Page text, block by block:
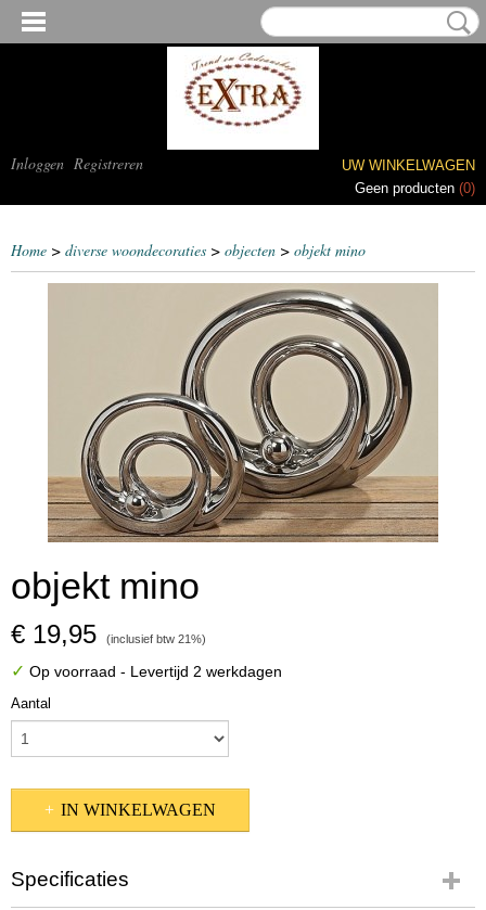
Inloggen Registreren
UW WINKELWAGEN
Geen producten (0)
Home > diverse woondecoraties > objecten > objekt mino
objekt mino
€ 19,95 (inclusief btw 21%)
✓ Op voorraad - Levertijd 2 werkdagen
Aantal
IN WINKELWAGEN
Specificaties